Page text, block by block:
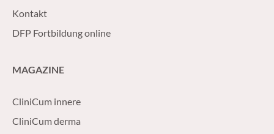
Kontakt
DFP Fortbildung online
MAGAZINE
CliniCum innere
CliniCum derma